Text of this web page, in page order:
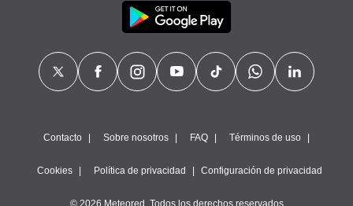
Contacto Sobre nosotros FAQ Términos de uso
Cookies Política de privacidad Configuración de privacidad
© 2026 Meteored. Todos los derechos reservados